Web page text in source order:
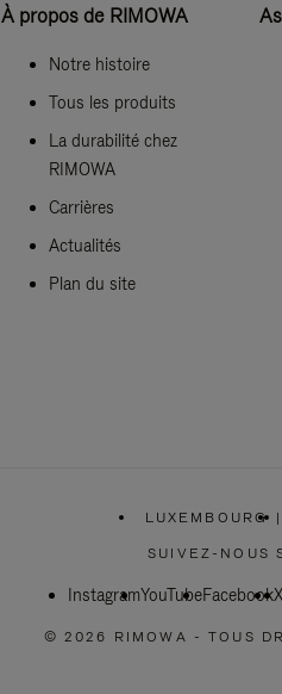
À propos de RIMOWA
Notre histoire
Tous les produits
La durabilité chez
RIMOWA
Carrières
Actualités
Plan du site
LUXEMBOURG
VOTRE
|
SUIVEZ-NOUS
InstagramYouTubeFacebookX
© 2026 RIMOWA - TOUS